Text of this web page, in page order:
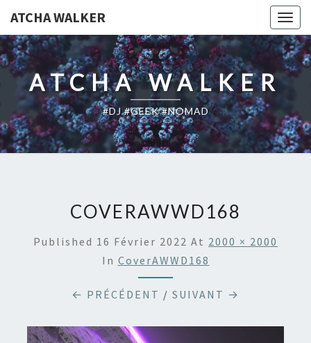
ATCHA WALKER
ATCHA WALKER
#DJ #GEEK #NOMAD
COVERAWWD168
Published 16 Février 2022 At 2000 × 2000
In CoverAWWD168
← PRÉCÉDENT / SUIVANT →